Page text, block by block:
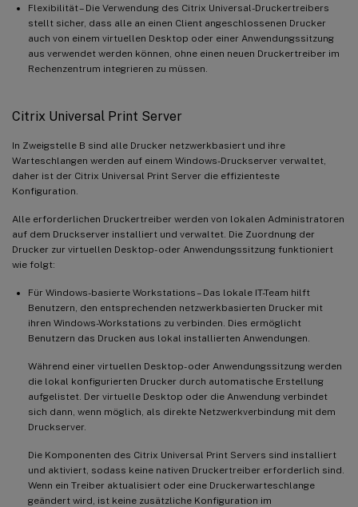
Flexibilität – Die Verwendung des Citrix Universal-Druckertreibers
stellt sicher, dass alle an einen Client angeschlossenen Drucker
auch von einem virtuellen Desktop oder einer Anwendungssitzung
aus verwendet werden können, ohne einen neuen Druckertreiber im
Rechenzentrum integrieren zu müssen.
Citrix Universal Print Server
In Zweigstelle B sind alle Drucker netzwerkbasiert und ihre
Warteschlangen werden auf einem Windows-Druckserver verwaltet,
daher ist der Citrix Universal Print Server die effizienteste
Konfiguration.
Alle erforderlichen Druckertreiber werden von lokalen Administratoren
auf dem Druckserver installiert und verwaltet. Die Zuordnung der
Drucker zur virtuellen Desktop- oder Anwendungssitzung funktioniert
wie folgt:
Für Windows-basierte Workstations – Das lokale IT-Team hilft
Benutzern, den entsprechenden netzwerkbasierten Drucker mit
ihren Windows-Workstations zu verbinden. Dies ermöglicht
Benutzern das Drucken aus lokal installierten Anwendungen.
Während einer virtuellen Desktop- oder Anwendungssitzung werden
die lokal konfigurierten Drucker durch automatische Erstellung
aufgelistet. Der virtuelle Desktop oder die Anwendung verbindet
sich dann, wenn möglich, als direkte Netzwerkverbindung mit dem
Druckserver.
Die Komponenten des Citrix Universal Print Servers sind installiert
und aktiviert, sodass keine nativen Druckertreiber erforderlich sind.
Wenn ein Treiber aktualisiert oder eine Druckerwarteschlange
geändert wird, ist keine zusätzliche Konfiguration im